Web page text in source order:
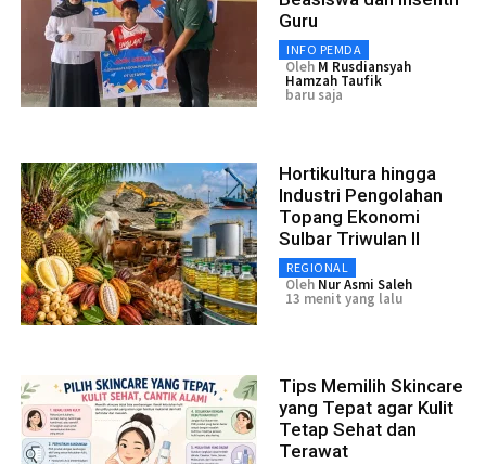
Guru
INFO PEMDA
Oleh M Rusdiansyah
Hamzah Taufik
baru saja
Hortikultura hingga
Industri Pengolahan
Topang Ekonomi
Sulbar Triwulan II
REGIONAL
Oleh Nur Asmi Saleh
13 menit yang lalu
Tips Memilih Skincare
yang Tepat agar Kulit
Tetap Sehat dan
Terawat